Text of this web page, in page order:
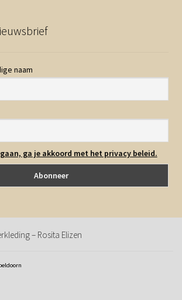
naam
ga je akkoord met het privacy beleid.
– Rosita Elizen